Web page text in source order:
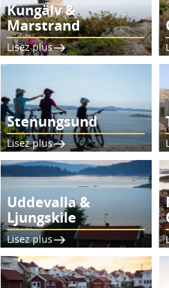
Kungälv &
Marstrand
Lisez plus
Stenungsund
Lisez plus
Uddevalla &
Ljungskile
Lisez plus